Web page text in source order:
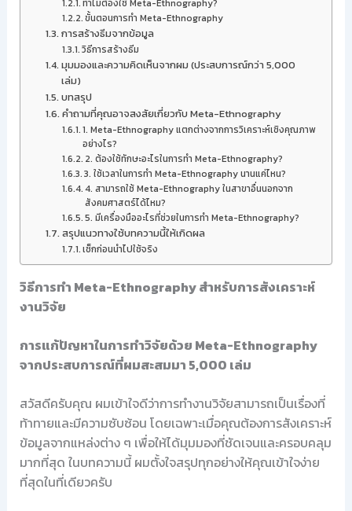
ทำไมต้องใช้ Meta-Ethnography?
ขั้นตอนการทำ Meta-Ethnography
การสร้างธีมจากข้อมูล
วิธีการสร้างธีม
มุมมองและความคิดเห็นจากผม (ประสบการณ์กว่า 5,000
เล่ม)
บทสรุป
คำถามที่คุณอาจสงสัยเกี่ยวกับ Meta-Ethnography
1. Meta-Ethnography แตกต่างจากการวิเคราะห์เชิงคุณภาพ
อย่างไร?
2. ต้องใช้ทักษะอะไรในการทำ Meta-Ethnography?
3. ใช้เวลาในการทำ Meta-Ethnography นานแค่ไหน?
4. สามารถใช้ Meta-Ethnography ในสาขาอื่นนอกจาก
สังคมศาสตร์ได้ไหม?
5. มีเครื่องมืออะไรที่ช่วยในการทำ Meta-Ethnography?
สรุปแนวทางใช้บทความนี้ให้เกิดผล
เช็กก่อนนำไปใช้จริง
วิธีการทำ Meta-Ethnography สำหรับการสังเคราะห์
งานวิจัย
การแก้ปัญหาในการทำวิจัยด้วย Meta-Ethnography
จากประสบการณ์ที่ผมสะสมมา 5,000 เล่ม
สวัสดีครับคุณ ผมเข้าใจดีว่าการทำงานวิจัยสามารถเป็นเรื่องที่
ท้าทายและมีความซับซ้อน โดยเฉพาะเมื่อคุณต้องการสังเคราะห์
ข้อมูลจากแหล่งต่าง ๆ เพื่อให้ได้มุมมองที่ชัดเจนและครอบคลุม
มากที่สุด ในบทความนี้ ผมตั้งใจสรุปทุกอย่างให้คุณเข้าใจง่าย
ที่สุดในที่เดียวครับ